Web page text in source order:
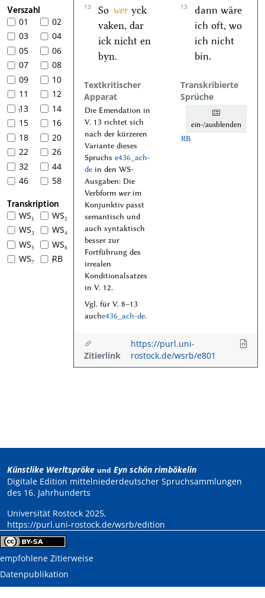
Verszahl
01
02
03
04
05
06
07
08
09
10
11
12
113
14
15
16
18
20
22
26
32
44
46
58
Transkription
WS₁
WS₂
WS₃
WS₄
WS₅
WS₆
WS₇
1RB
13 So weryck
vaken, dar
ick nicht en
byn.
13
dann wäre
ich oft, wo
ich nicht
bin.
Textkritischer
Apparat
Transkribierte
Sprüche
Die Emendation in
V. 13 richtet sich
nach der kürzeren
Variante dieses
Spruchs e436_ach-
de in den WS-
Ausgaben: Die
Verbform werim
Konjunktiv passt
semantisch und
auch syntaktisch
besser zur
Fortführung des
irrealen
Konditionalsatzes
in V. 12.
Vgl. für V. 8–13
auche436_ach-de.
ein-/ausblenden
RB
Zitierlink
https://purl.uni-
rostock.de/wsrb/e801
Künstlike Werltspröke und Eyn schön rimbökelin
Digitale Edition mittelniederdeutscher Spruchsammlungen
des 16. Jahrhunderts
Universität Rostock 2025,
https://purl.uni-rostock.de/wsrb/edition
empfohlene Zitierweise
Datenpublikation
Impressum,Datenschutzerklärung